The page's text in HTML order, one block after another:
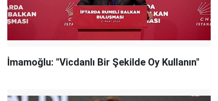
İmamoğlu: "Vicdanlı Bir Şekilde Oy Kullanın"